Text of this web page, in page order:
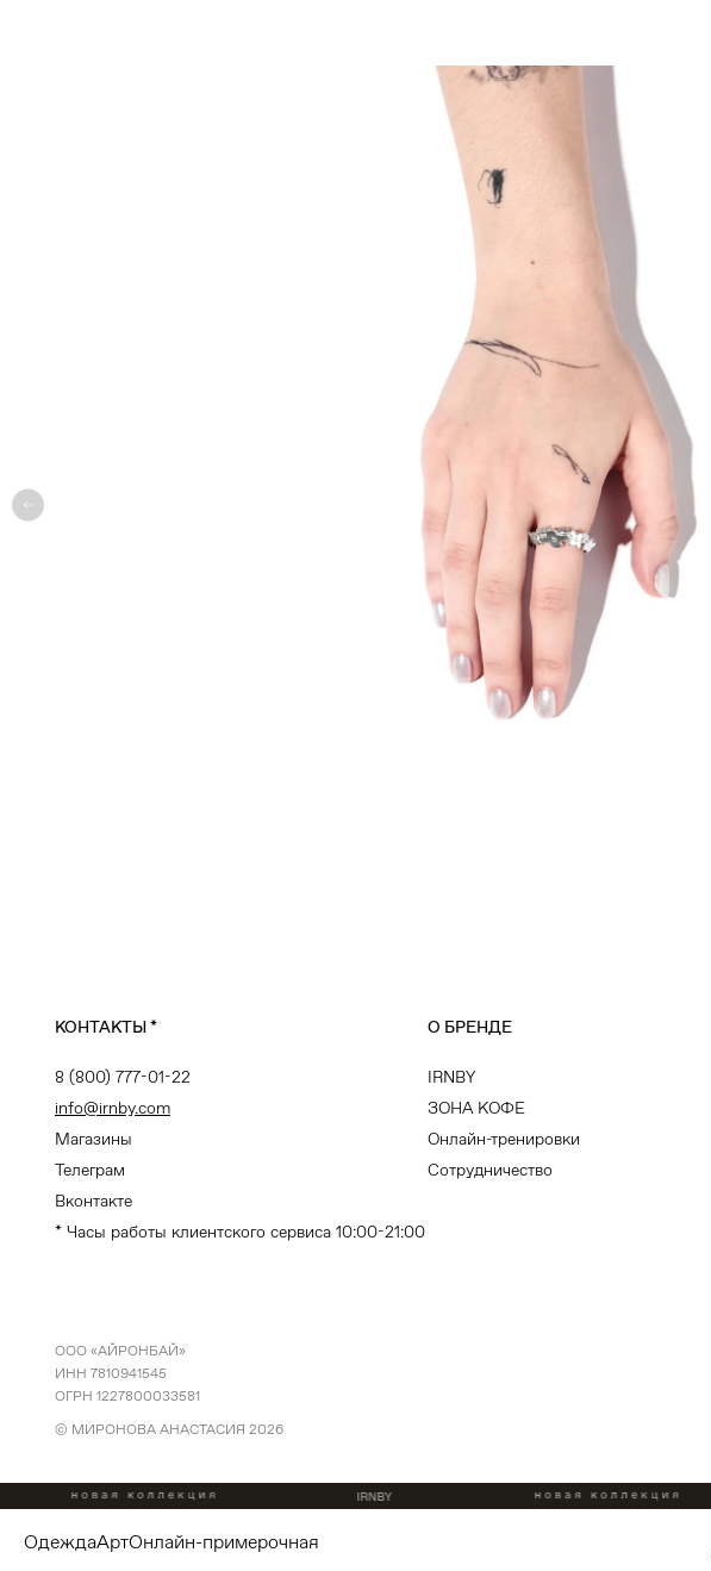
КОНТАКТЫ*
8 (800) 777-01-22
info@irnby.com
Магазины
Телеграм
Вконтакте
* Часы работы клиентского сервиса 10:00-21:00
О БРЕНДЕ
IRNBY
ЗОНА КОФЕ
Онлайн-тренировки
Сотрудничество
ООО «АЙРОНБАЙ»
ИНН 7810941545
ОГРН 1227800033581
© МИРОНОВА АНАСТАСИЯ 2026
одежда арт онлайн-примерочная